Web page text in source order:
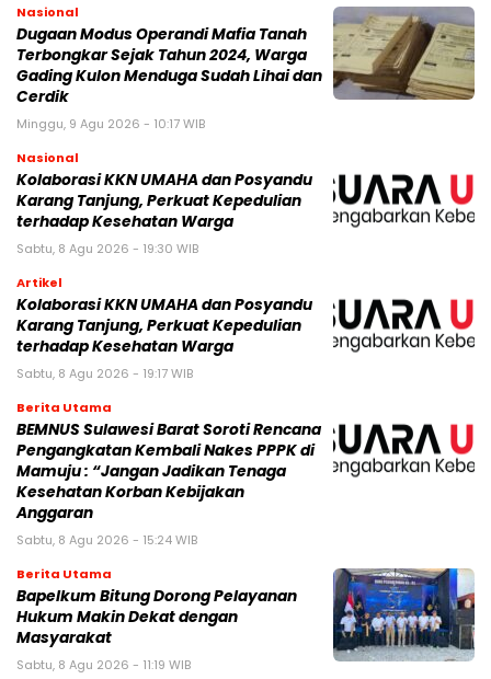
Nasional
Dugaan Modus Operandi Mafia Tanah
Terbongkar Sejak Tahun 2024, Warga
Gading Kulon Menduga Sudah Lihai dan
Cerdik
Minggu, 9 Agu 2026 - 10:17 WIB
Nasional
Kolaborasi KKN UMAHA dan Posyandu
Karang Tanjung, Perkuat Kepedulian
terhadap Kesehatan Warga
Sabtu, 8 Agu 2026 - 19:30 WIB
Artikel
Kolaborasi KKN UMAHA dan Posyandu
Karang Tanjung, Perkuat Kepedulian
terhadap Kesehatan Warga
Sabtu, 8 Agu 2026 - 19:17 WIB
Berita Utama
BEMNUS Sulawesi Barat Soroti Rencana
Pengangkatan Kembali Nakes PPPK di
Mamuju : “Jangan Jadikan Tenaga
Kesehatan Korban Kebijakan
Anggaran
Sabtu, 8 Agu 2026 - 15:24 WIB
Berita Utama
Bapelkum Bitung Dorong Pelayanan
Hukum Makin Dekat dengan
Masyarakat
Sabtu, 8 Agu 2026 - 11:19 WIB